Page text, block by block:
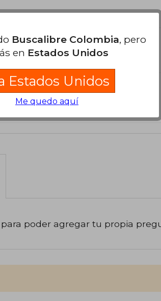
para poder agregar tu propia
Buscalibre Colombia, pero
en Estados Unidos
Estados Unidos
Me quedo aquí